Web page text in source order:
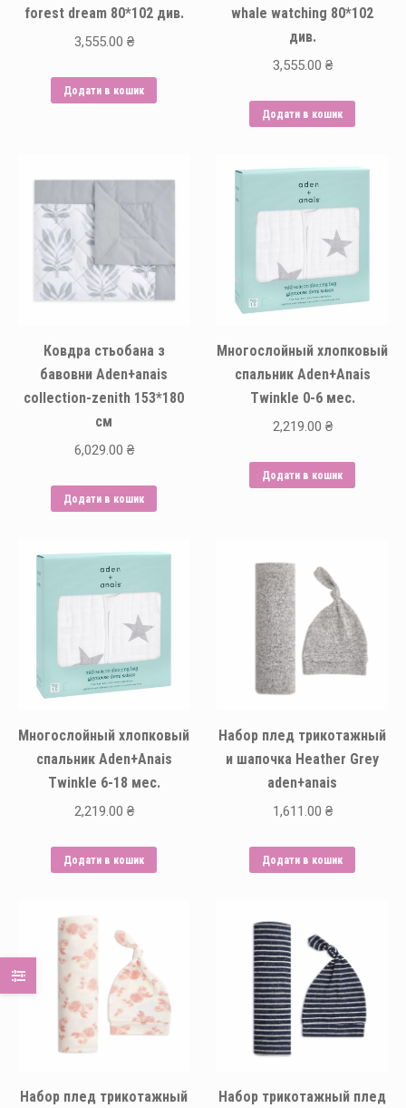
forest dream 80*102 див.
3,555.00 ₴
Додати в кошик
whale watching 80*102
див.
3,555.00 ₴
Додати в кошик
Ковдра стьобана з
бавовни Aden+anais
collection-zenith 153*180
см
6,029.00 ₴
Додати в кошик
Многослойный хлопковый
спальник Aden+Anais
Twinkle 0-6 мес.
2,219.00 ₴
Додати в кошик
Многослойный хлопковый
спальник Aden+Anais
Twinkle 6-18 мес.
2,219.00 ₴
Додати в кошик
Набор плед трикотажный
и шапочка Heather Grey
aden+anais
1,611.00 ₴
Додати в кошик
Набор плед трикотажный Набор трикотажный плед